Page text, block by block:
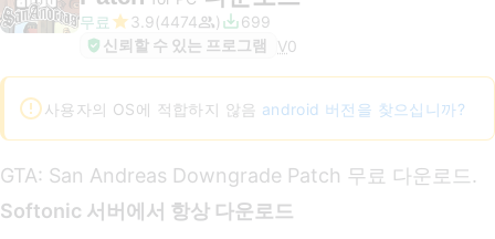
무료 3.9 4474
699
신뢰할 수 있는 프로그램
V0
사용자의 OS에 적합하지 않음 android 버전을 찾으십니까?
GTA: San Andreas Downgrade Patch 무료 다운로드.
Softonic 서버에서 항상 다운로드